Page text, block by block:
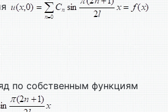
по собственным функциям